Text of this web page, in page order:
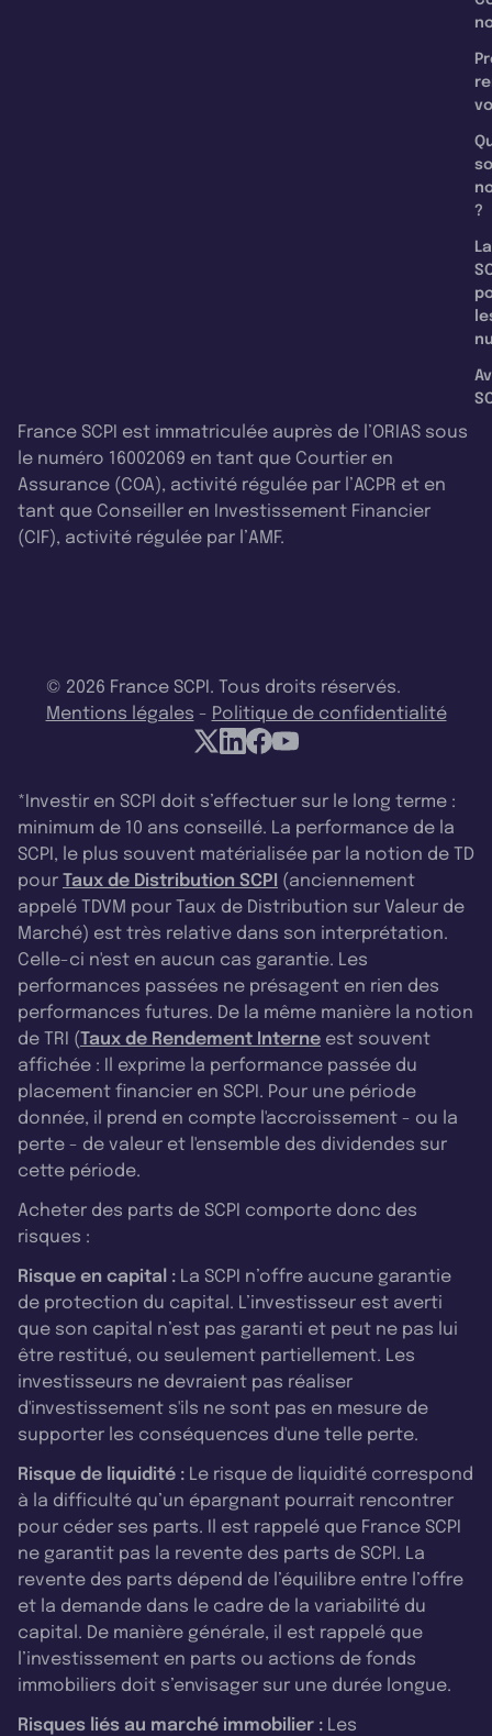
?
La
France SCPI est immatriculée auprès de l’ORIAS sous
le numéro 16002069 en tant que Courtier en
Assurance (COA), activité régulée par l’ACPR et en
tant que Conseiller en Investissement Financier
(CIF), activité régulée par l’AMF.
© 2026 France SCPI. Tous droits réservés.
Mentions légales - Politique de confidentialité
*Investir en SCPI doit s’effectuer sur le long terme :
minimum de 10 ans conseillé. La performance de la
SCPI, le plus souvent matérialisée par la notion de TD
pour Taux de Distribution SCPI (anciennement
appelé TDVM pour Taux de Distribution sur Valeur de
Marché) est très relative dans son interprétation.
Celle-ci n'est en aucun cas garantie. Les
performances passées ne présagent en rien des
performances futures. De la même manière la notion
de TRI (Taux de Rendement Interne est souvent
affichée : Il exprime la performance passée du
placement financier en SCPI. Pour une période
donnée, il prend en compte l'accroissement - ou la
perte - de valeur et l'ensemble des dividendes sur
cette période.
Acheter des parts de SCPI comporte donc des
risques :
Risque en capital : La SCPI n’offre aucune garantie
de protection du capital. L’investisseur est averti
que son capital n’est pas garanti et peut ne pas lui
être restitué, ou seulement partiellement. Les
investisseurs ne devraient pas réaliser
d'investissement s'ils ne sont pas en mesure de
supporter les conséquences d'une telle perte.
Risque de liquidité : Le risque de liquidité correspond
à la difficulté qu’un épargnant pourrait rencontrer
pour céder ses parts. Il est rappelé que France SCPI
ne garantit pas la revente des parts de SCPI. La
revente des parts dépend de l’équilibre entre l’offre
et la demande dans le cadre de la variabilité du
capital. De manière générale, il est rappelé que
l’investissement en parts ou actions de fonds
immobiliers doit s’envisager sur une durée longue.
Risques liés au marché immobilier : Les